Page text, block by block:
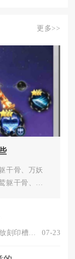
更多>>
干骨、万妖
躯干骨、赤
07-23